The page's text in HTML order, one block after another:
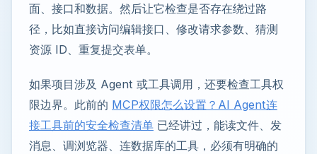
面、接口和数据。然后让它检查是否存在绕过路
径，比如直接访问编辑接口、修改请求参数、猜测
资源 ID、重复提交表单。
如果项目涉及 Agent 或工具调用，还要检查工具权
限边界。此前的 MCP权限怎么设置？AI Agent连
接工具前的安全检查清单 已经讲过，能读文件、发
消息、调浏览器、连数据库的工具，必须有明确的